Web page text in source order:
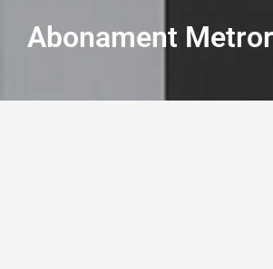
Abonament